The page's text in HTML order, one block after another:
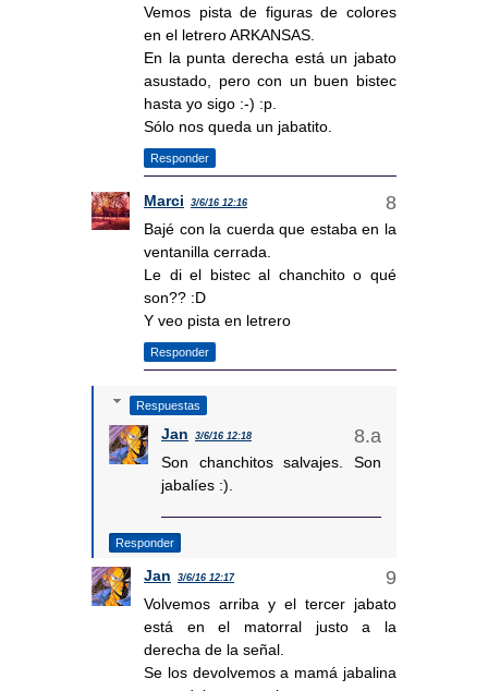
Vemos pista de figuras de colores
en el letrero ARKANSAS.
En la punta derecha está un jabato
asustado, pero con un buen bistec
hasta yo sigo :-) :p.
Sólo nos queda un jabatito.
Responder
Marci 3/6/16 12:16
Bajé con la cuerda que estaba en la
ventanilla cerrada.
Le di el bistec al chanchito o qué
son?? :D
Y veo pista en letrero
Responder
Respuestas
Jan 3/6/16 12:18
Son chanchitos salvajes. Son
jabalíes :).
Responder
Jan 3/6/16 12:17
Volvemos arriba y el tercer jabato
está en el matorral justo a la
derecha de la señal.
Se los devolvemos a mamá jabalina